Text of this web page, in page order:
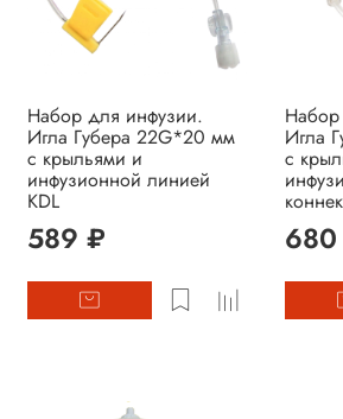
Набор для инфузии.
Игла Губера 22G*20 мм
с крыльями и
инфузионной линией
KDL
589 ₽
Игла
с